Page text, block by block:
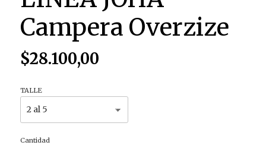
Campera Overzize
$28.100,00
TALLE
Cantidad